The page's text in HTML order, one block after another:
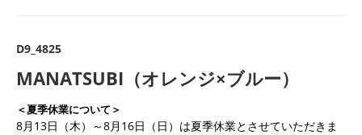
D9_4825
MANATSUBI（オレンジ×ブルー）
＜夏季休業について＞
8月13日（木）～8月16日（日）は夏季休業とさせていただきま